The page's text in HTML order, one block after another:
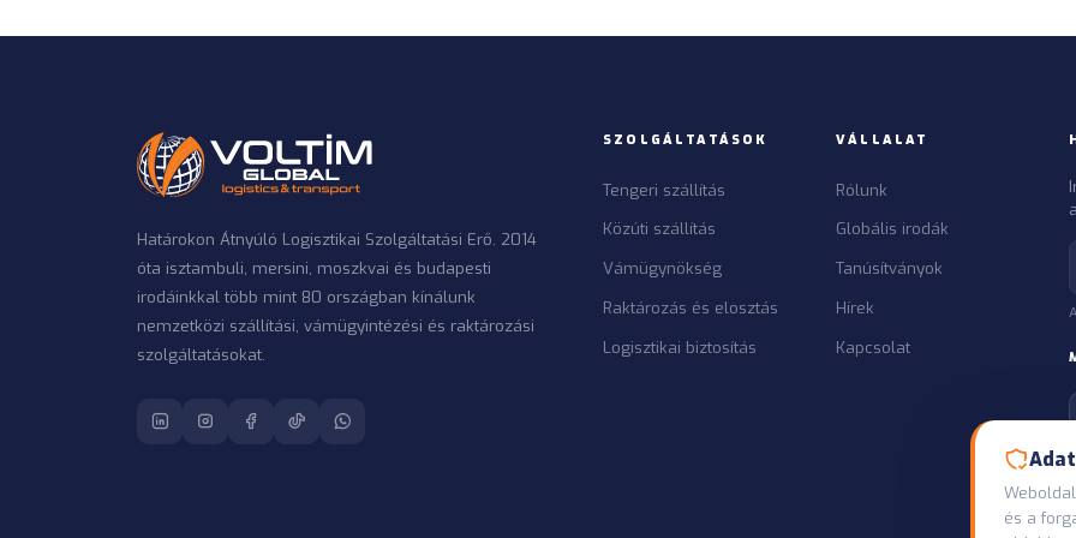
Határokon Átnyúló Logisztikai Szolgáltatási Erő. 2014
óta isztambuli, mersini, moszkvai és budapesti
irodáinkkal több mint 80 országban kínálunk
nemzetközi szállítási, vámügyintézési és raktározási
szolgáltatásokat.
SZOLGÁLTATÁSOK
Tengeri szállítás
Közúti szállítás
Vámügynökség
Raktározás és elosztás
Logisztikai biztosítás
VÁLLALAT
Rólunk
Globális irodák
Tanúsítványok
Hírek
Kapcsolat
és a